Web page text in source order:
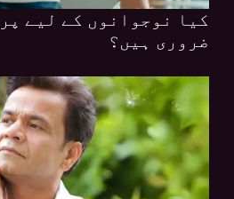
کیا نوجوانوں کے لیے
ضروری ہیں؟